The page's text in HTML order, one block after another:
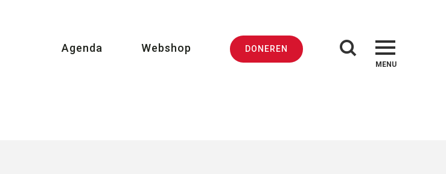
Agenda Webshop DONEREN
MENU